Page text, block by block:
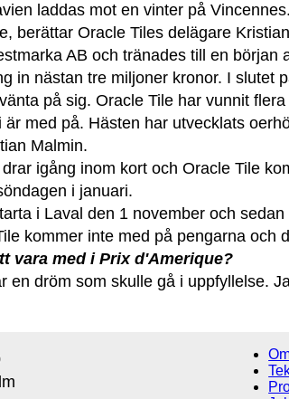
laddas mot en vinter på Vincennes.
berättar Oracle Tiles delägare
AB och tränades till en
in nästan tre miljoner kronor. I
på sig. Oracle Tile har vunnit
med på. Hästen har utvecklats
Malmin.
igång inom kort och Oracle Tile
i januari.
i Laval den 1 november och
kommer inte med på pengarna
vara med i Prix d'Amerique?
en dröm som skulle gå i uppfyllelse.